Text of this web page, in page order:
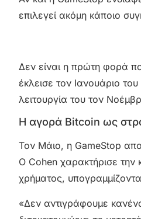
επιλεγεί ακόμη κάποιο
Δεν είναι η πρώτη φορά
έκλεισε τον Ιανουάριο
λειτουργία του τον
Η αγορά Bitcoin ως
Τον Μάιο, η GameStop
Ο Cohen χαρακτήρισε την
χρήματος,
«Δεν αντιγράφουμε